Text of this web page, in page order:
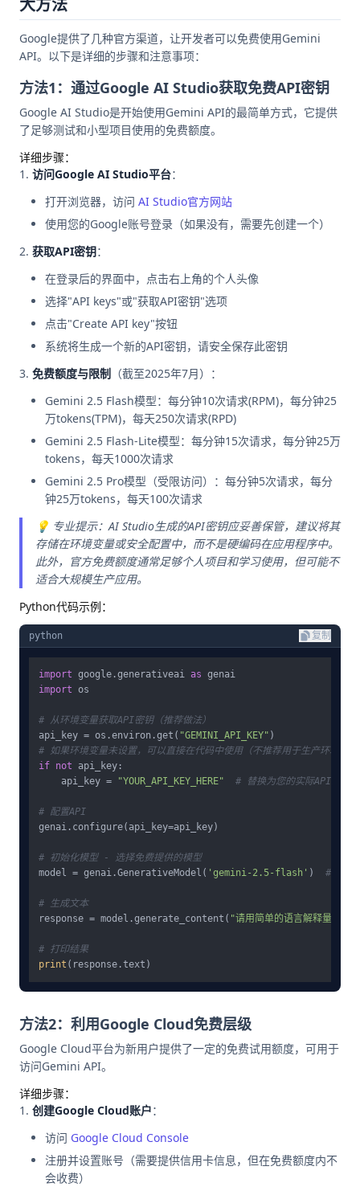
大方法
Google提供了几种官方渠道，让开发者可以免费使用Gemini
API。以下是详细的步骤和注意事项：
方法1：通过Google AI Studio获取免费API密钥
Google AI Studio是开始使用Gemini API的最简单方式，它提供
了足够测试和小型项目使用的免费额度。
详细步骤：
访问Google AI Studio平台：
打开浏览器，访问 AI Studio官方网站
使用您的Google账号登录（如果没有，需要先创建一个）
获取API密钥：
在登录后的界面中，点击右上角的个人头像
选择"API keys"或"获取API密钥"选项
点击"Create API key"按钮
系统将生成一个新的API密钥，请安全保存此密钥
免费额度与限制
（截至2025年7月）：
Gemini 2.5 Flash模型：每分钟10次请求(RPM)，每分钟25
万tokens(TPM)，每天250次请求(RPD)
Gemini 2.5 Flash-Lite模型：每分钟15次请求，每分钟25万
tokens，每天1000次请求
Gemini 2.5 Pro模型（受限访问）：每分钟5次请求，每分
钟25万tokens，每天100次请求
💡 专业提示：AI Studio生成的API密钥应妥善保管，建议将其
存储在环境变量或安全配置中，而不是硬编码在应用程序中。
此外，官方免费额度通常足够个人项目和学习使用，但可能不
适合大规模生产应用。
Python代码示例：
python 复制
import google.generativeai as
import os
# 从环境变量获取API密钥（推荐做法）
api_key = os.environ.get( "GEMINI_API_KEY"
# 如果环境变量未设置，可以直接在代码中使用（不推荐用于生产环境）
if not api_key:
    api_key =
"YOUR_API_KEY_HERE" # 替换为您的实际API密钥
# 配置API
genai.configure(api_key=api_key)
# 初始化模型 - 选择免费提供的模型
model = genai.GenerativeModel( 'gemini-2.5-flash' ) # 或
# 生成文本
response = model.generate_content( "请用简单的语言解释量子计
# 打印结果
print
方法2：利用Google Cloud免费层级
Google Cloud平台为新用户提供了一定的免费试用额度，可用于
访问Gemini API。
详细步骤：
创建Google Cloud账户：
访问 Google Cloud Console
注册并设置账号（需要提供信用卡信息，但在免费额度内不
会收费）